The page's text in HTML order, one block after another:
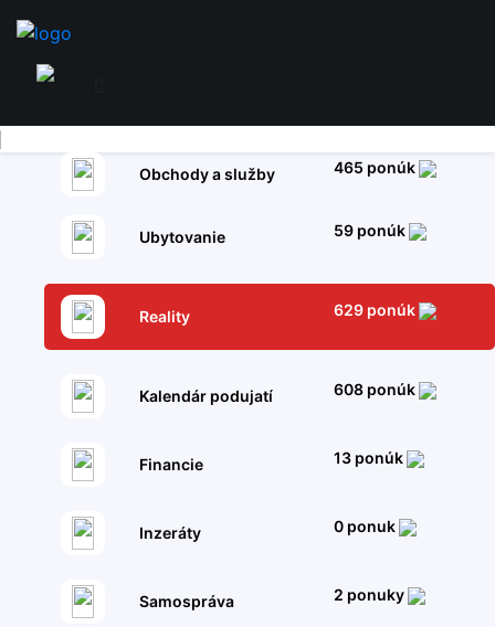
Obchody a služby 465 ponúk
Ubytovanie 59 ponúk
Reality 629 ponúk
Kalendár podujatí 608 ponúk
Financie 13 ponúk
Inzeráty 0 ponuk
Samospráva 2 ponuky